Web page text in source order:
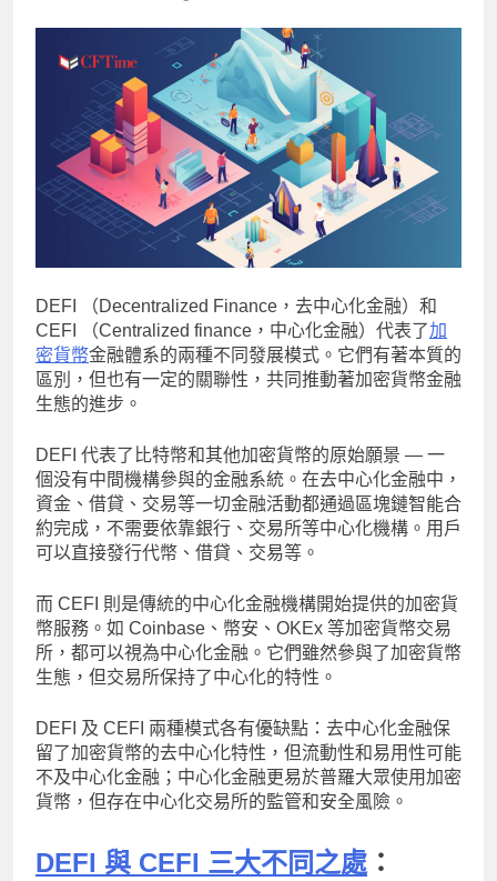
DEFI （Decentralized Finance，去中心化金融）和
CEFI （Centralized finance，中心化金融）代表了加
密貨幣金融體系的兩種不同發展模式。它們有著本質的
區別，但也有一定的關聯性，共同推動著加密貨幣金融
生態的進步。
DEFI 代表了比特幣和其他加密貨幣的原始願景 — 一
個没有中間機構參與的金融系統。在去中心化金融中，
資金、借貸、交易等一切金融活動都通過區塊鏈智能合
約完成，不需要依靠銀行、交易所等中心化機構。用戶
可以直接發行代幣、借貸、交易等。
而 CEFI 則是傳統的中心化金融機構開始提供的加密貨
幣服務。如 Coinbase、幣安、OKEx 等加密貨幣交易
所，都可以視為中心化金融。它們雖然參與了加密貨幣
生態，但交易所保持了中心化的特性。
DEFI 及 CEFI 兩種模式各有優缺點：去中心化金融保
留了加密貨幣的去中心化特性，但流動性和易用性可能
不及中心化金融；中心化金融更易於普羅大眾使用加密
貨幣，但存在中心化交易所的監管和安全風險。
DEFI 與 CEFI 三大不同之處 ：